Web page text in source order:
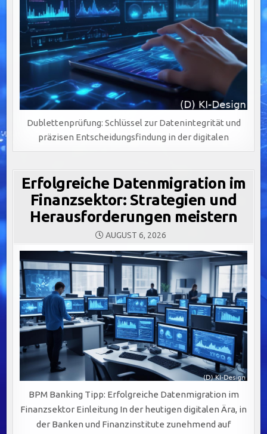
Dublettenprüfung: Schlüssel zur Datenintegrität und
präzisen Entscheidungsfindung in der digitalen
Erfolgreiche Datenmigration im
Finanzsektor: Strategien und
Herausforderungen meistern
AUGUST 6, 2026
BPM Banking Tipp: Erfolgreiche Datenmigration im
Finanzsektor Einleitung In der heutigen digitalen Ära, in
der Banken und Finanzinstitute zunehmend auf